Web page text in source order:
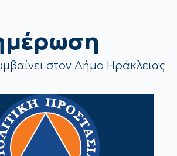
στον Δήμο Ηράκλειας